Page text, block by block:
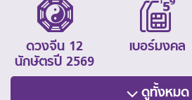
ดวงจีน 12
นักษัตรปี 2569
เบอร์มงคล
ดูทั้งหมด